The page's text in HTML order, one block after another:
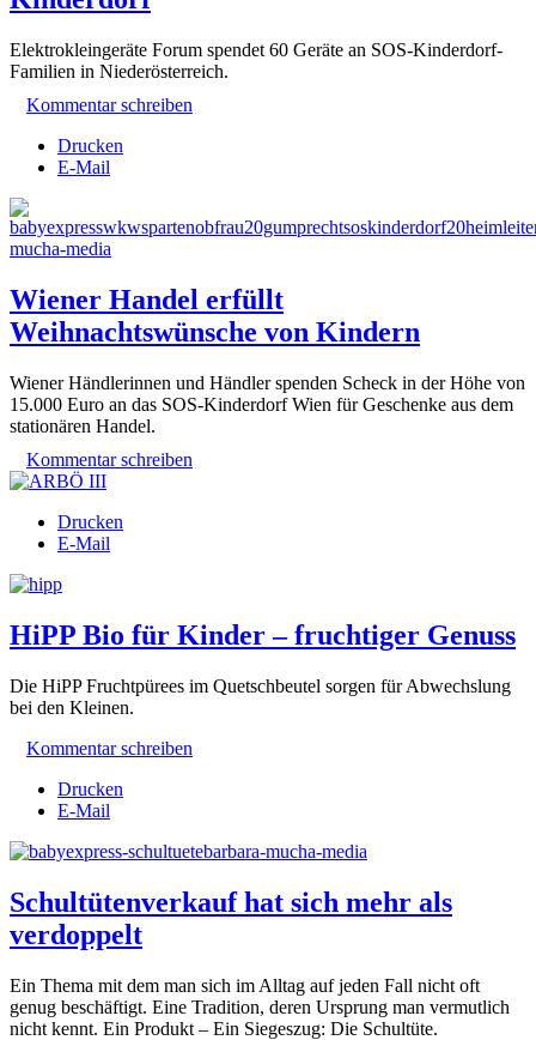
Elektrokleingeräte Forum spendet 60 Geräte an SOS-Kinderdorf-
Familien in Niederösterreich.
Kommentar schreiben
Drucken
E-Mail
Wiener Handel erfüllt
Weihnachtswünsche von Kindern
Wiener Händlerinnen und Händler spenden Scheck in der Höhe von
15.000 Euro an das SOS-Kinderdorf Wien für Geschenke aus dem
stationären Handel.
Kommentar schreiben
Drucken
E-Mail
HiPP Bio für Kinder – fruchtiger Genuss
Die HiPP Fruchtpürees im Quetschbeutel sorgen für Abwechslung
bei den Kleinen.
Kommentar schreiben
Drucken
E-Mail
Schultütenverkauf hat sich mehr als
verdoppelt
Ein Thema mit dem man sich im Alltag auf jeden Fall nicht oft
genug beschäftigt. Eine Tradition, deren Ursprung man vermutlich
nicht kennt. Ein Produkt – Ein Siegeszug: Die Schultüte.